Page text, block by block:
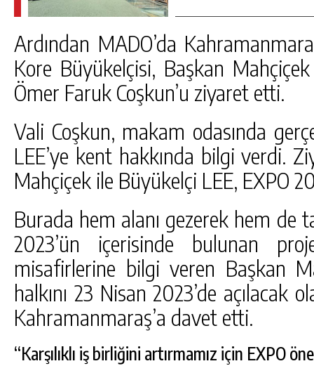
Ardından MADO’da
Kore Büyükelçisi, Başkan
Ömer Faruk Coşkun’u ziyaret etti.
Vali Coşkun, makam odasında
LEE’ye kent hakkında bilgi verdi.
Mahçiçek ile Büyükelçi LEE, EXPO
Burada hem alanı gezerek hem de
2023’ün içerisinde bulunan
misafirlerine bilgi veren Başkan
halkını 23 Nisan 2023’de açılacak
Kahramanmaraş’a davet etti.
“Karşılıklı iş birliğini artırmamız için EXPO